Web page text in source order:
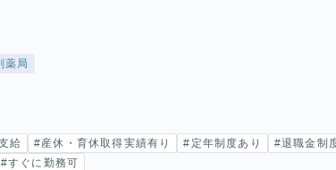
薬局
給 #産休・育休取得実績有り #定年制度あり
#退職金制
#すぐに勤務可